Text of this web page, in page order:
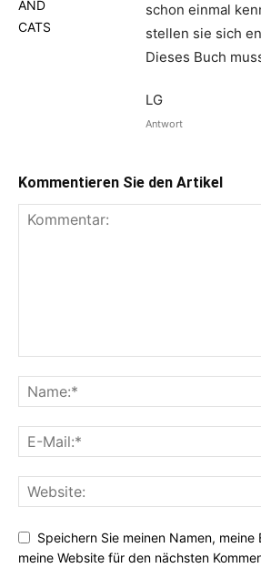
schon einmal
stellen sie sich
Dieses Buch
LG
Antwort
Kommentieren Sie den Artikel
Speichern Sie meinen Namen, meine
meine Website für den nächsten